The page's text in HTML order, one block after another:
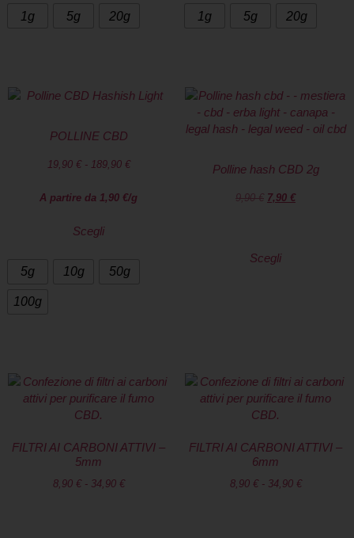
1g 5g 20g 1g 5g 20g
POLLINE CBD
19,90 € - 189,90 €
A partire da 1,90 €/g
Scegli
5g 10g 50g
100g
Polline hash CBD 2g
9,90€ 7,90 €
Scegli
FILTRI AI CARBONI ATTIVI –
5mm
8,90 € - 34,90 €
FILTRI AI CARBONI ATTIVI –
6mm
8,90 € - 34,90 €